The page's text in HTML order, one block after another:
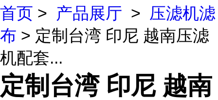
首页 > 产品展厅 > 压滤机滤
布 > 定制台湾 印尼 越南压滤
机配套...
定制台湾 印尼 越南